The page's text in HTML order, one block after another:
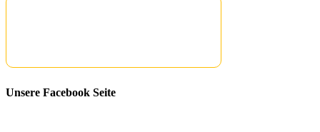
Unsere Facebook Seite